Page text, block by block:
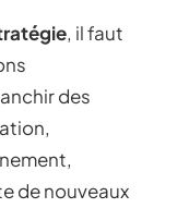
, il faut
des
de nouveaux